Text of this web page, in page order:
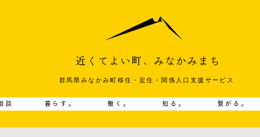
群馬県みなかみ町移住・定住・関係人口支援サービス
談 暮らす。 働く。 知る。 繋がる。